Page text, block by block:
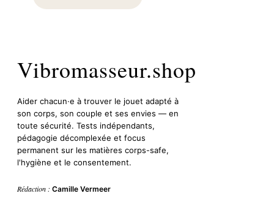
Vibromasseur.shop
Aider chacun·e à trouver le jouet adapté à
son corps, son couple et ses envies — en
toute sécurité. Tests indépendants,
pédagogie décomplexée et focus
permanent sur les matières corps-safe,
l'hygiène et le consentement.
Rédaction : Camille Vermeer